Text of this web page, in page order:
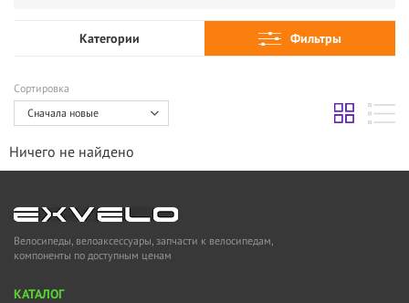
Категории Фильтры
Сортировка
Сначала новые
Ничего не найдено
Велосипеды, велоаксессуары, запчасти к велосипедам,
компоненты по доступным ценам
KАТАЛОГ